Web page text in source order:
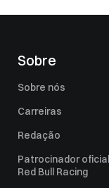
Sobre
Sobre nós
Carreiras
Redação
Patrocinador
Red Bull Racing